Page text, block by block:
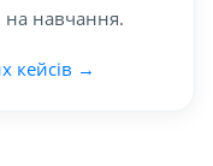
на навчання.
кейсів →